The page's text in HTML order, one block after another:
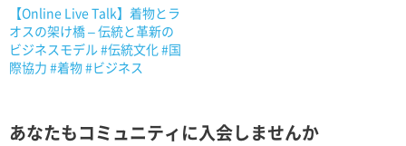
【Online Live Talk】着物とラ
オスの架け橋 – 伝統と革新の
ビジネスモデル #伝統文化 #国
際協力 #着物 #ビジネス
あなたもコミュニティに入会しませんか